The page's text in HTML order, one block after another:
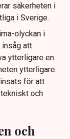
säkerheten i
i Sverige.
olyckan i
insåg att
ytterligare en
ytterligare.
för att
och
och